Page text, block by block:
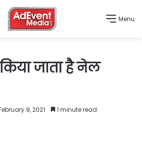
Menu
जाता है नेल
9, 2021 1 minute read